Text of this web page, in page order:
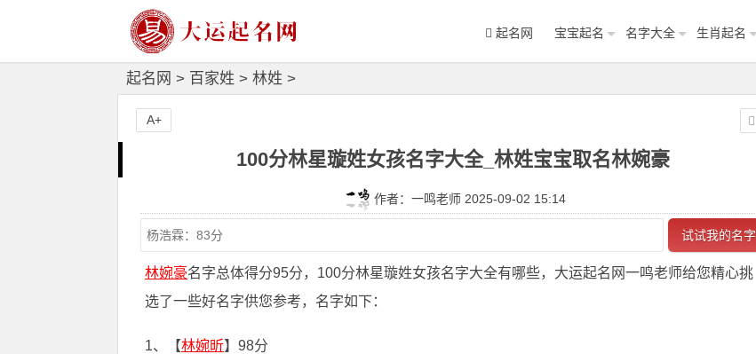
起名网 宝宝起名 名字大全 生肖起名
起名网 > 百家姓 > 林姓 >
100分林星璇姓女孩名字大全_林姓宝宝取名林婉豪
作者：一鸣老师 2025-09-02 15:14
试试我的名字
林婉豪名字总体得分95分，100分林星璇姓女孩名字大全有哪些，大运起名网一鸣老师给您精心挑
选了一些好名字供您参考，名字如下：
1、【林婉昕】98分
A+